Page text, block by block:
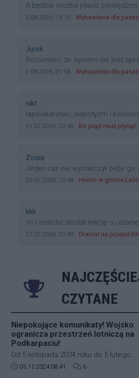
Treść komentarza:
A będzie można płacić
Bo banknoty emitowane przez
dyskryminację.
Data dodania komentarza:
3.08.2026, 14:13 Źródło komentarza:
Wybawienie dla pasażerów w Rzeszowie? W
Autor komentarza:
Jurek
Treść komentarza:
Rozumiem, że system nie jest
przetestowany. Wybieram się z
radę. Albo ogarną, jak to teraz
Data dodania komentarza:
2.08.2026, 21:58 Źródło komentarza:
Wybawienie dla pasażerów w Rzeszowie? W
Autor komentarza:
nikt
Treść komentarza:
łapówkarstwo, nepotyzm i
pge dystrybucja rzeszów, takie
Data dodania komentarza:
31.07.2026, 23:46 Źródło komentarza:
Bo prąd musi płynąć... Wywiad ze Zbigniewem Możdżeniem -
Autor komentarza:
Zosia
Treść komentarza:
Jeden raz nie wystarczył żeby go
Data dodania komentarza:
29.07.2026, 10:48 Źródło komentarza:
Horror w gminie Łańcut. Mieszkaniec Rzeszowa
Autor komentarza:
kkk
Treść komentarza:
no i małolat dostał lekcję o
pierwszeństwa
Data dodania komentarza:
27.07.2026, 20:45 Źródło komentarza:
Dramat na przejeździe w Rzeszowie. 16-latek
CZYTANE
Niepokojące komunikaty! Wojsko
ogranicza przestrzeń lotniczą na
Podkarpaciu!
Od 5 listopada 2024 roku do 5 lutego
2025 roku w południowo-wschodniej
Data dodania artykułu:
05.11.2024 08:41 Liczba komentarzy
6